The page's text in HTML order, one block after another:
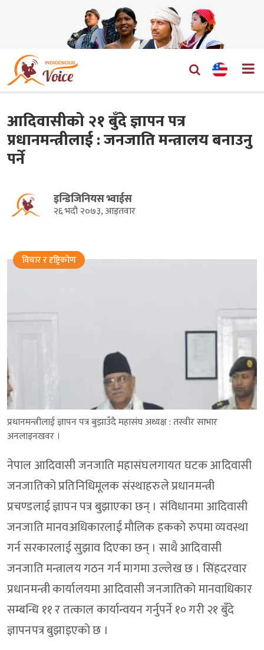
आदिवासीको २१ बुँदे ज्ञापन पत्र
प्रधानमन्त्रीलाई : जनजाति मन्त्रालय बनाउनु
पर्ने
इन्डिजिनियस भ्वाईस
२६ भदौ २०७३, आइतवार
विचार र दृष्ट्रिकोण
प्रधानमन्त्रीलाई ज्ञापन पत्र बुझाउँदै महासंघ अध्यक्ष : तस्वीर साभार
अनलाइनखवर ।
नेपाल आदिवासी जनजाति महासंघलगायत घटक आदिवासी
जनजातिको प्रतिनिधिमूलक संस्थाहरुले प्रधानमन्त्री
प्रचण्डलाई ज्ञापन पत्र बुझाएका छन् । संविधानमा आदिवासी
जनजाति मानवअधिकारलाई मौलिक हकको रुपमा व्यवस्था
गर्न सरकारलाई सुझाव दिएका छन् । साथै आदिवासी
जनजाति मन्त्रालय गठन गर्न मागमा उल्लेख छ । सिंहदरवार
प्रधानमन्त्री कार्यालयमा आदिवासी जनजातिको मानवाधिकार
सम्बन्धि ११ र तत्काल कार्यान्वयन गर्नुपर्ने १० गरी २१ बुँदे
ज्ञापनपत्र बुझाइएको छ ।